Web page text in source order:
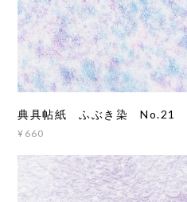
典具帖紙 ふぶき染 No.21
¥660